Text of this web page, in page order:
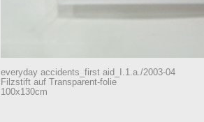
everyday accidents_first aid_I.1.a./2003-04
Filzstift auf Transparent-folie
100x130cm